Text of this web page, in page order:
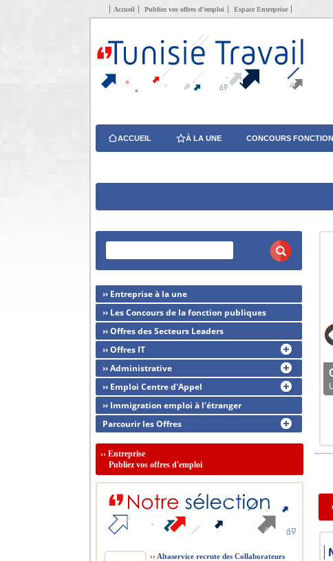
Accueil Publiez vos offres d’emploi Espace Entreprise
ACCUEIL À LA UNE CONCOURS
›› Entreprise à la une
›› Les Concours de la fonction publiques
›› Offres des Secteurs Leaders
›› Offres IT
›› Administrative
›› Emploi Centre d'Appel
›› Immigration emploi à l'étranger
Parcourir les Offres
›› Entreprise
Publiez vos offres d'emploi
›› Altaservice recrute des Collaborateurs